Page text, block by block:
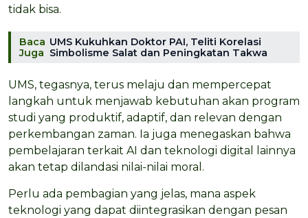
tidak bisa.
Baca
Juga
UMS Kukuhkan Doktor PAI, Teliti Korelasi
Simbolisme Salat dan Peningkatan Takwa
UMS, tegasnya, terus melaju dan mempercepat
langkah untuk menjawab kebutuhan akan program
studi yang produktif, adaptif, dan relevan dengan
perkembangan zaman. Ia juga menegaskan bahwa
pembelajaran terkait AI dan teknologi digital lainnya
akan tetap dilandasi nilai-nilai moral.
Perlu ada pembagian yang jelas, mana aspek
teknologi yang dapat diintegrasikan dengan pesan